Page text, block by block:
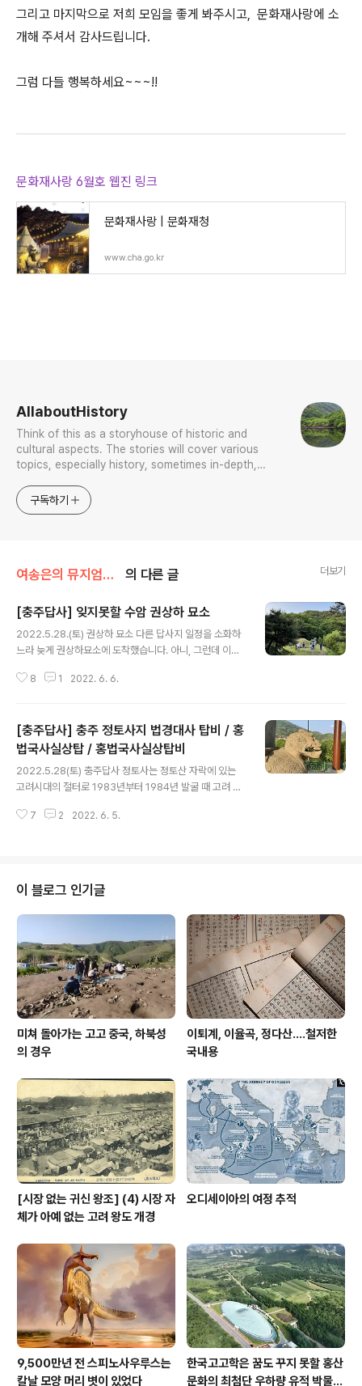
그리고 마지막으로 저희 모임을 좋게 봐주시고, 문화재사랑에 소
개해 주셔서 감사드립니다.
그럼 다들 행복하세요~~~!!
문화재사랑 6월호 웹진 링크
문화재사랑 | 문화재청
www.cha.go.kr
AllaboutHistory
Think of this as a storyhouse of historic and
cultural aspects. The stories will cover various
topics, especially history, sometimes in-depth,
approach will be to resist any common sense or
generalized viewpoint
구독하기
여송은의 뮤지엄톡톡 의 다른 글 더보기
[충주답사] 잊지못할 수암 권상하 묘소
2022.5.28.(토) 권상하 묘소 다른 답사지 일정을 소화하
느라 늦게 권상하묘소에 도착했습니다. 아니, 그런데 이렇
비게이션에 의존하는 저로서는 네비게이션에 검색했을 때,
색한 다음 찾아가다가 권상하묘소 푯말을 보면 그 길로 들
어 오면 된다고 알려주셨습니다. 천천히 주행하다가 길 옆
으로 저 푯말이 보이면 푯말이 가리키는 길로 들어가면 됩
니다. 오프로드(?) 같은 흙길을 지나 차가 더이상 올라가지
못할 것 같아 우선 차를 세워두고 걷기로 했습니다. 열심히
걷다보면 또 위 사진의 표지석이 보이는데, 여기서부터 30
8 1 2022. 6. 6.
[충주답사] 충주 정토사지 법경대사 탑비 / 홍
법국사실상탑 / 홍법국사실상탑비
2022.5.28(토) 충주답사 정토사는 정토산 자락에 있는
고려시대의 절터로 1983년부터 1984년 발굴 때 고려 전
寺)와 개천사(開天寺)라 쓰인 명문 기와가 발견되어 이곳
제 절이 있던 자리는 충주댐 공사로 수몰되어 초석 일부와
신방석 등을 주변 지역으로 옮겨 정비하였습니다. 보물로
지정된 정토사 법경대사자등탑비(淨土寺法鏡大師慈燈
塔碑)가 이곳에 남아 있으며, 국보와 보물로 지정된 정토
사 홍법국사실상탑(淨土寺弘法國師實相塔)과 비(碑)
는 국립중앙박물관 야외전시장에서 볼 수 있습니다..
7 2 2022. 6. 5.
이 블로그 인기글
미쳐 돌아가는 고고 중국, 하북성
의 경우
이퇴계, 이율곡, 정다산....철저한
국내용
[시장 없는 귀신 왕조] (4) 시장 자
체가 아예 없는 고려 왕도 개경
오디세이아의 여정 추적
9,500만년 전 스피노사우루스는
칼날 모양 머리 볏이 있었다
한국고고학은 꿈도 꾸지 못할 홍산
문화의 최첨단 우하량 유적 박물관